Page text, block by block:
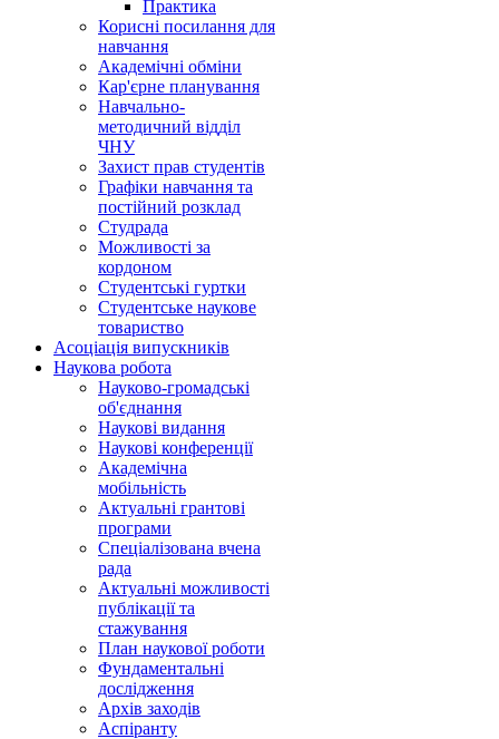
Практика
Корисні посилання для
навчання
Академічні обміни
Кар'єрне планування
Навчально-
методичний відділ
ЧНУ
Захист прав студентів
Графіки навчання та
постійний розклад
Студрада
Можливості за
кордоном
Студентські гуртки
Студентське наукове
товариство
Асоціація випускників
Наукова робота
Науково-громадські
об'єднання
Наукові видання
Наукові конференції
Академічна
мобільність
Актуальні грантові
програми
Спеціалізована вчена
рада
Актуальні можливості
публікації та
стажування
План наукової роботи
Фундаментальні
дослідження
Архів заходів
Аспіранту